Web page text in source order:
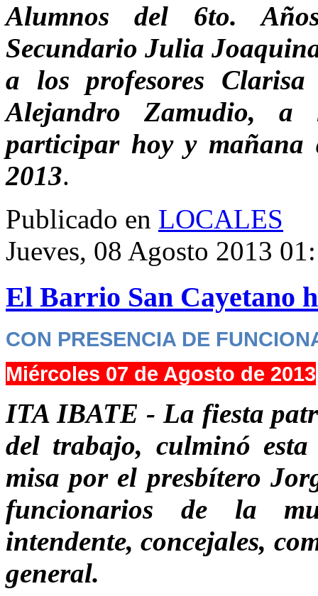
Alumnos del 6to.
Secundario Julia
a los profesores
Alejandro Zamudio,
participar hoy y mañana
2013.
Publicado en LOCALES
Jueves, 08 Agosto 2013
El Barrio San Cayetano
CON PRESENCIA DE
Miércoles 07 de Agosto de 2013
ITA IBATE - La fiesta
del trabajo, culminó
misa por el presbítero
funcionarios de la
intendente, concejales,
general.